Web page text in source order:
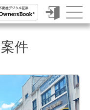
件